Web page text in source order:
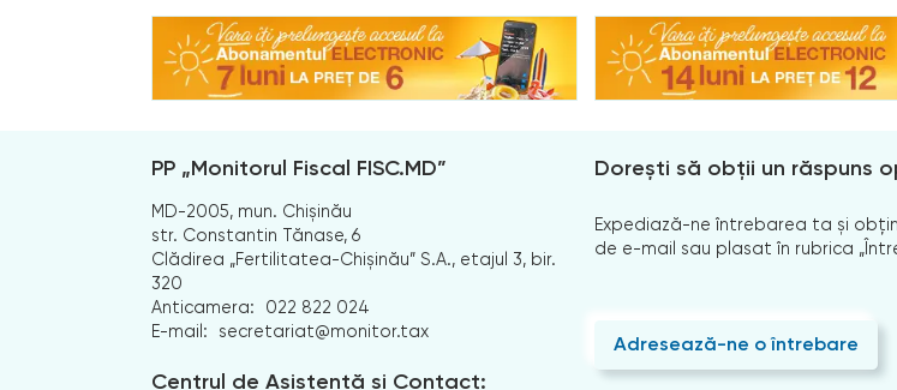
PP „Monitorul Fiscal FISC.MD”
MD-2005, mun. Chișinău
str. Constantin Tănase, 6
Clădirea „Fertilitatea-Chișinău” S.A., etajul 3, bir.
320
Anticamera:
022 822 024
E-mail:
secretariat@monitor.tax
Centrul de Asistență și Contact:
Dorești să obții un răspuns
Expediază-ne întrebarea ta și
de e-mail sau plasat în rubrica
Adresează-ne o întrebare